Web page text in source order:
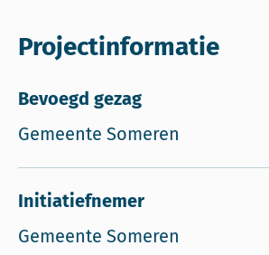
Projectinformatie
Bevoegd gezag
Gemeente Someren
Initiatiefnemer
Gemeente Someren